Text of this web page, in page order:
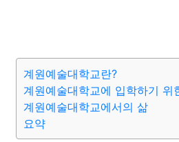
계원예술대학교란?
계원예술대학교에 입학하기 위
계원예술대학교에서의 삶
요약